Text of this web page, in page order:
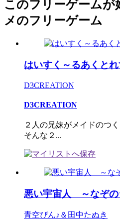
このフリーゲームが
メのフリーゲーム
はいすく～るあくと
D3CREATION
D3CREATION
２人の兄妹がメイドのつ
そんな２...
悪い宇宙人 ～なぞの
青空ぴん♪＆田中たぬき